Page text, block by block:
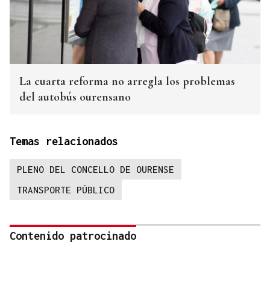
La cuarta reforma no arregla los problemas
del autobús ourensano
Temas relacionados
PLENO DEL CONCELLO DE OURENSE
TRANSPORTE PÚBLICO
Contenido patrocinado